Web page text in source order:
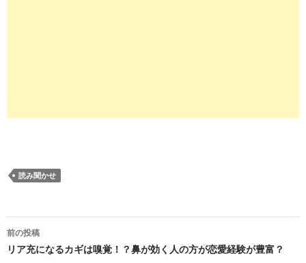
読み聞かせ
投
稿
前の投稿
リア充になるカギは嗅覚！？鼻が効く人の方が恋愛経験が豊富？